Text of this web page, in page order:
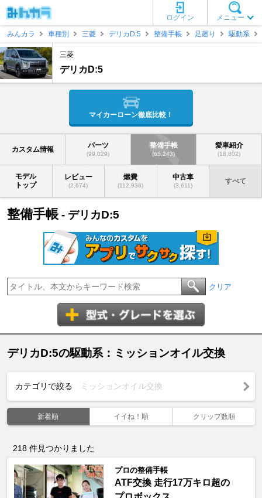
メニュー
ログイン
みんカラ
車種別 三菱 デリカD:5 整備手帳 足廻り 駆動系
三菱
デリカD:5
マイカーローン徹底比較！
カスタム情報 パーツ
(99,029)
整備手帳
(65,243)
愛車紹介
(18,802)
モデル
トップ
レビュー
(2,674)
燃費
(112,936)
中古車
(3,611)
すべて
整備手帳 - デリカD:5
クリア
デリカD:5の駆動系：ミッションオイル交換
カテゴリで絞る ミッションオイル交換
新着順 イイね！順 クリップ数順
218 件見つかりました
プロの整備手帳
ATF交換 走行17万キロ超の